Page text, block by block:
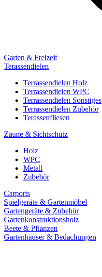
Garten & Freizeit
Terassendielen
Terrassendielen Holz
Terrassendielen WPC
Terrassendielen Sonstiges
Terrassendielen Zubehör
Terassenfliesen
Zäune & Sichtschutz
Holz
WPC
Metall
Zubehör
Carports
Spielgeräte & Gartenmöbel
Gartengeräte & Zubehör
Gartenkonstruktionsholz
Beete & Pflanzen
Gartenhäuser & Bedachungen